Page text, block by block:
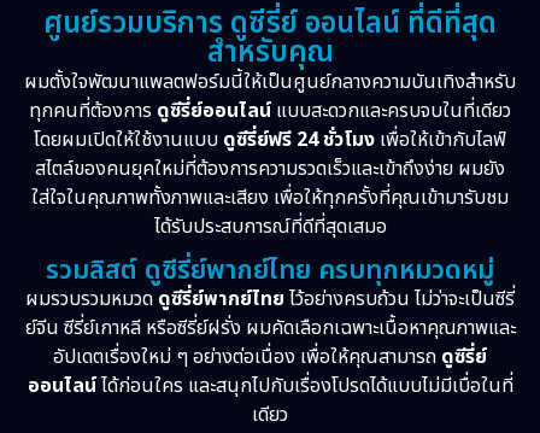
ศูนย์รวมบริการ ดูซีรี่ย์ ออนไลน์ ที่ดีที่สุด
สำหรับคุณ
ผมตั้งใจพัฒนาแพลตฟอร์มนี้ให้เป็นศูนย์กลางความบันเทิงสำหรับ
ทุกคนที่ต้องการ ดูซีรี่ย์ออนไลน์ แบบสะดวกและครบจบในที่เดียว
โดยผมเปิดให้ใช้งานแบบ ดูซีรี่ย์ฟรี 24 ชั่วโมง เพื่อให้เข้ากับไลฟ์
สไตล์ของคนยุคใหม่ที่ต้องการความรวดเร็วและเข้าถึงง่าย ผมยัง
ใส่ใจในคุณภาพทั้งภาพและเสียง เพื่อให้ทุกครั้งที่คุณเข้ามารับชม
ได้รับประสบการณ์ที่ดีที่สุดเสมอ
รวมลิสต์ ดูซีรี่ย์พากย์ไทย ครบทุกหมวดหมู่
ผมรวบรวมหมวด ดูซีรี่ย์พากย์ไทย ไว้อย่างครบถ้วน ไม่ว่าจะเป็นซีรี่
ย์จีน ซีรี่ย์เกาหลี หรือซีรี่ย์ฝรั่ง ผมคัดเลือกเฉพาะเนื้อหาคุณภาพและ
อัปเดตเรื่องใหม่ ๆ อย่างต่อเนื่อง เพื่อให้คุณสามารถ ดูซีรี่ย์
ออนไลน์ได้ก่อนใคร และสนุกไปกับเรื่องโปรดได้แบบไม่มีเบื่อในที่
เดียว